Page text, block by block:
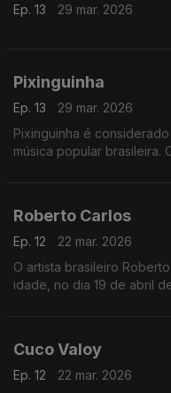
Ep. 13 29 mar. 2026
Pixinguinha
Ep. 13
29 mar. 2026
Pixinguinha é
música popular brasileira.
Roberto Carlos
Ep. 12
22 mar. 2026
O artista brasileiro
idade, no dia 19 de abril
Cuco Valoy
Ep. 12
22 mar. 2026